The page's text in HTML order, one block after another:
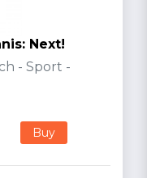
Next!
- Sport -
Buy